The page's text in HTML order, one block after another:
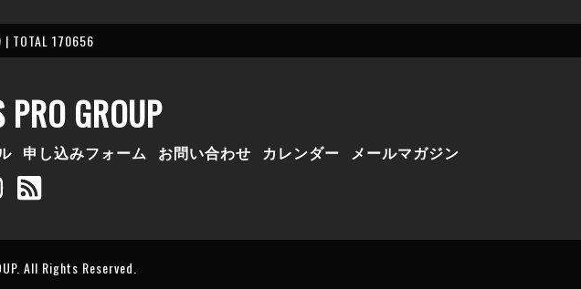
| TOTAL 170656
PRO GROUP
申し込みフォーム お問い合わせ カレンダー メールマガジン
. All Rights Reserved.